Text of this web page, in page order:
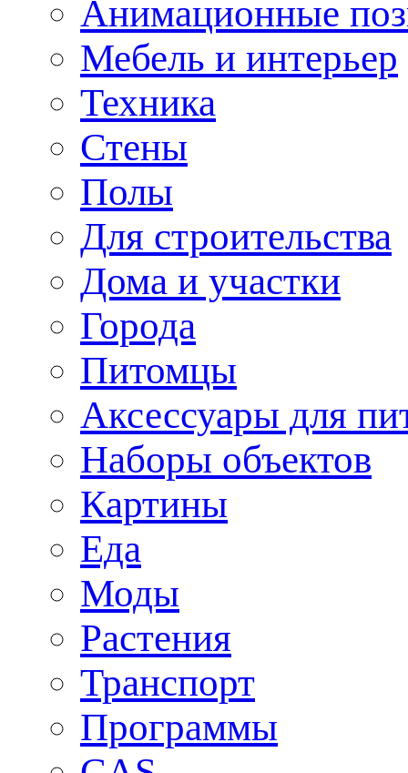
Анимационные
Мебель и интерьер
Техника
Стены
Полы
Для строительства
Дома и участки
Города
Питомцы
Аксессуары для
Наборы объектов
Картины
Еда
Моды
Растения
Транспорт
Программы